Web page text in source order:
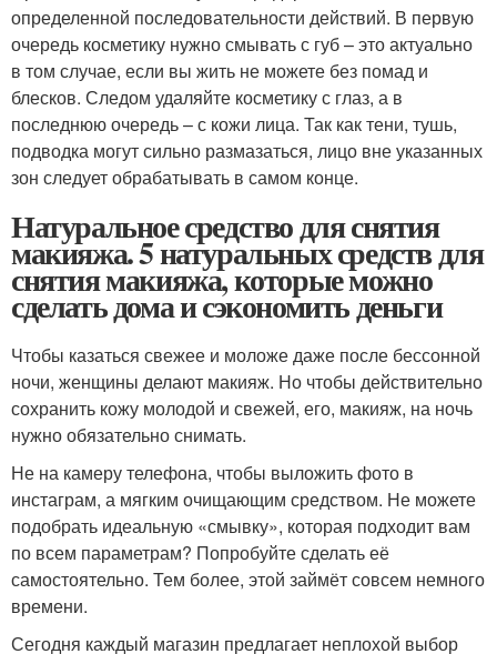
определенной последовательности действий. В первую
очередь косметику нужно смывать с губ – это актуально
в том случае, если вы жить не можете без помад и
блесков. Следом удаляйте косметику с глаз, а в
последнюю очередь – с кожи лица. Так как тени, тушь,
подводка могут сильно размазаться, лицо вне указанных
зон следует обрабатывать в самом конце.
Натуральное средство для снятия
макияжа. 5 натуральных средств для
снятия макияжа, которые можно
сделать дома и сэкономить деньги
Чтобы казаться свежее и моложе даже после бессонной
ночи, женщины делают макияж. Но чтобы действительно
сохранить кожу молодой и свежей, его, макияж, на ночь
нужно обязательно снимать.
Не на камеру телефона, чтобы выложить фото в
инстаграм, а мягким очищающим средством. Не можете
подобрать идеальную «смывку», которая подходит вам
по всем параметрам? Попробуйте сделать её
самостоятельно. Тем более, этой займёт совсем немного
времени.
Сегодня каждый магазин предлагает неплохой выбор